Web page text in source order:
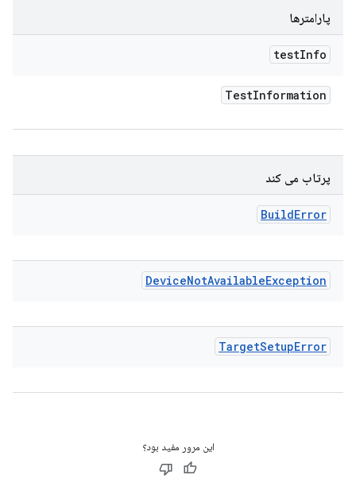
پارامترها
testInfo
TestInformation
پرتاب می کند
BuildError
DeviceNotAvailableException
TargetSetupError
این مرور مفید بود؟